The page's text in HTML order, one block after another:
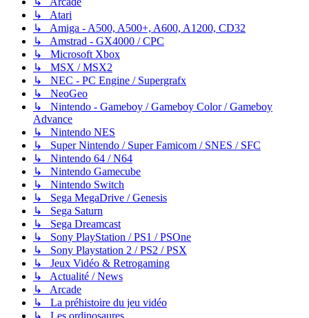
↳ Atari
↳ Amiga - A500, A500+, A600, A1200, CD32
↳ Amstrad - GX4000 / CPC
↳ Microsoft Xbox
↳ MSX / MSX2
↳ NEC - PC Engine / Supergrafx
↳ NeoGeo
↳ Nintendo - Gameboy / Gameboy Color / Gameboy
Advance
↳ Nintendo NES
↳ Super Nintendo / Super Famicom / SNES / SFC
↳ Nintendo 64 / N64
↳ Nintendo Gamecube
↳ Nintendo Switch
↳ Sega MegaDrive / Genesis
↳ Sega Saturn
↳ Sega Dreamcast
↳ Sony PlayStation / PS1 / PSOne
↳ Sony Playstation 2 / PS2 / PSX
↳ Jeux Vidéo & Retrogaming
↳ Actualité / News
↳ Arcade
↳ La préhistoire du jeu vidéo